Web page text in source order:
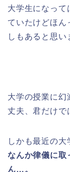
大学生になっ
ていたけどほん
しもあると思い
大学の授業に幻
丈夫、君だけで
しかも最近の大
なんか律儀に取
ん…。